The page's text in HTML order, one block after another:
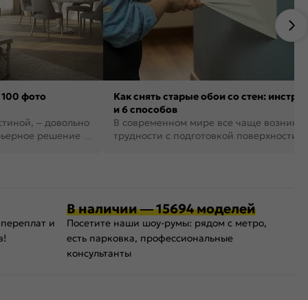
фото
– довольно
решение в
Как снять старые обои со стен:
и 6 способов
В современном мире все чаще
трудности с подготовкой поверхности
и
В наличии — 15694 моделей
Посетите наши шоу-румы: рядом с метро,
есть парковка, профессиональные
консультанты